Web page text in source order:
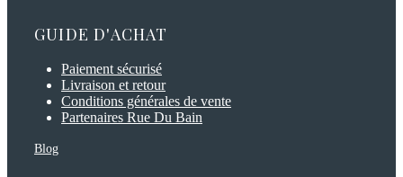
GUIDE D'ACHAT
Paiement sécurisé
Livraison et retour
Conditions générales de vente
Partenaires Rue Du Bain
Blog